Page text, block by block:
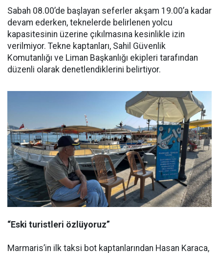
Sabah 08.00’de başlayan seferler akşam 19.00’a kadar
devam ederken, teknelerde belirlenen yolcu
kapasitesinin üzerine çıkılmasına kesinlikle izin
verilmiyor. Tekne kaptanları, Sahil Güvenlik
Komutanlığı ve Liman Başkanlığı ekipleri tarafından
düzenli olarak denetlendiklerini belirtiyor.
“Eski turistleri özlüyoruz”
Marmaris’in ilk taksi bot kaptanlarından Hasan Karaca,